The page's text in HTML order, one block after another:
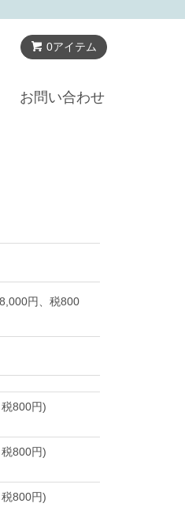
0アイテム
お問い合わせ
円、税800
800円)
800円)
800円)